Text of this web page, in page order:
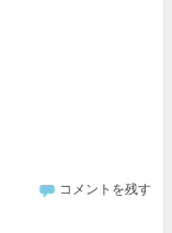
コメントを残す